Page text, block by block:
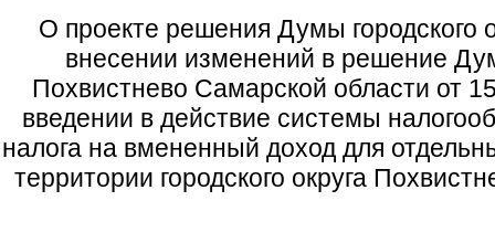
О проекте решения Думы городского
внесении изменений в решение
Похвистнево Самарской области от
введении в действие системы
налога на вмененный доход для
территории городского округа